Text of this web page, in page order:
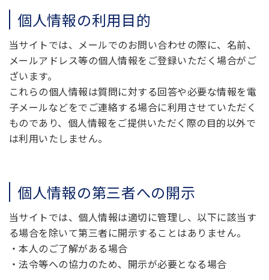
個人情報の利用目的
当サイトでは、メールでのお問い合わせの際に、名前、
メールアドレス等の個人情報をご登録いただく場合がご
ざいます。
これらの個人情報は質問に対する回答や必要な情報を電
子メールなどをでご連絡する場合に利用させていただく
ものであり、個人情報をご提供いただく際の目的以外で
は利用いたしません。
個人情報の第三者への開示
当サイトでは、個人情報は適切に管理し、以下に該当す
る場合を除いて第三者に開示することはありません。
・本人のご了解がある場合
・法令等への協力のため、開示が必要となる場合